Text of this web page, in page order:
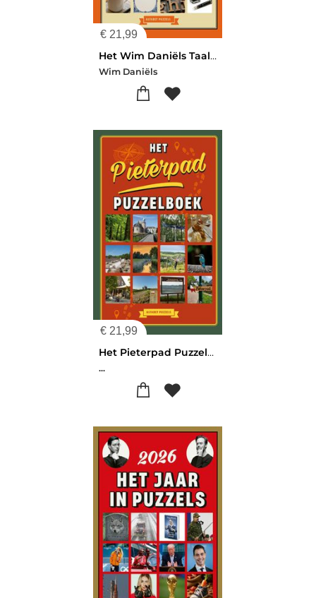
€ 21,99
Het Wim Daniëls Taalpuzzelboek
Wim Daniëls
€ 21,99
Het Pieterpad Puzzelboek
...